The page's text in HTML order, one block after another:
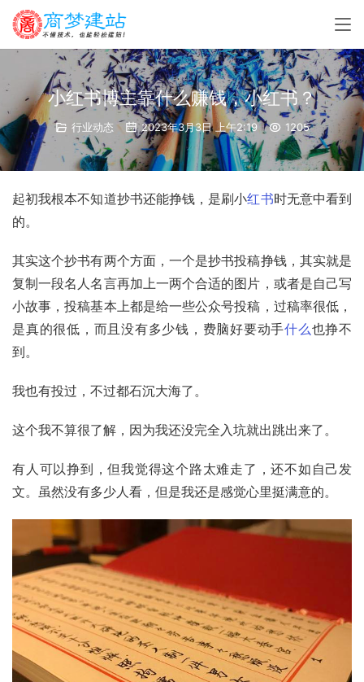
小红书博主靠什么赚钱，小红书？
行业动态 2023年3月3日 上午2:19 1205
起初我根本不知道抄书还能挣钱，是刷小红书时无意中看到
的。
其实这个抄书有两个方面，一个是抄书投稿挣钱，其实就是
复制一段名人名言再加上一两个合适的图片，或者是自己写
小故事，投稿基本上都是给一些公众号投稿，过稿率很低，
是真的很低，而且没有多少钱，费脑好要动手什么也挣不
到。
我也有投过，不过都石沉大海了。
这个我不算很了解，因为我还没完全入坑就出跳出来了。
有人可以挣到，但我觉得这个路太难走了，还不如自己发
文。虽然没有多少人看，但是我还是感觉心里挺满意的。